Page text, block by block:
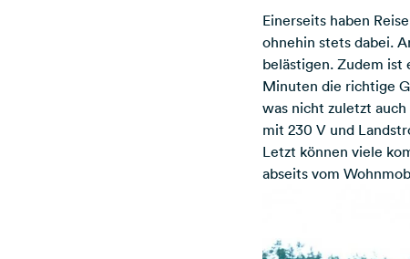
Einerseits haben
ohnehin stets dabei.
belästigen. Zudem
Minuten die richtige
was nicht zuletzt auch
mit 230 V und
Letzt können viele
abseits vom